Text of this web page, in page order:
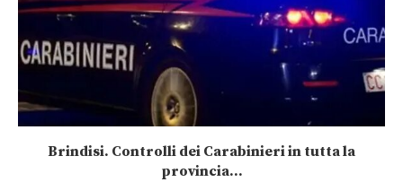
Brindisi. Controlli dei Carabinieri in tutta la
provincia...